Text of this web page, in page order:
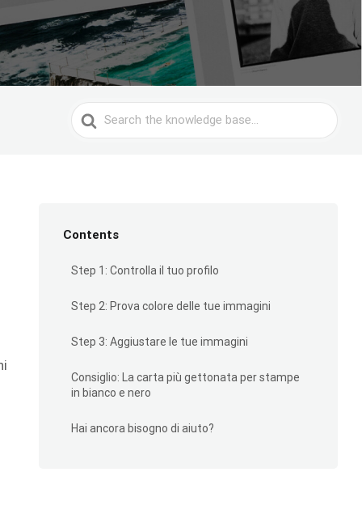
Search
For
Contents
Step 1: Controlla il tuo profilo
Step 2: Prova colore delle tue immagini
Step 3: Aggiustare le tue immagini
Consiglio: La carta più gettonata per stampe
in bianco e nero
Hai ancora bisogno di aiuto?